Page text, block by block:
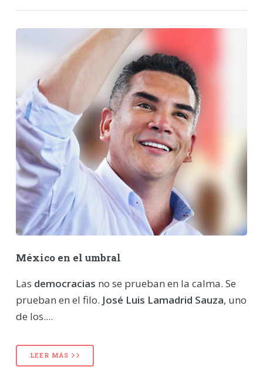
México en el umbral
Las democracias no se prueban en la calma. Se
prueban en el filo. José Luis Lamadrid Sauza, uno
de los....
LEER MÁS